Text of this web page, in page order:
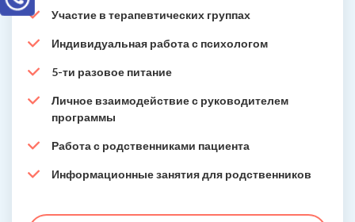
Участие в терапевтических группах
Индивидуальная работа с психологом
5-ти разовое питание
Личное взаимодействие с руководителем
программы
Работа с родственниками пациента
Информационные занятия для родственников